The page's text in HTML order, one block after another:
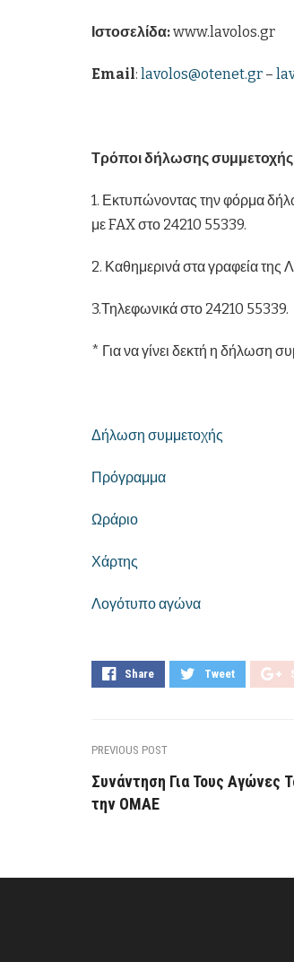
Ιστοσελίδα:www.lavolos.gr
Email: lavolos@otenet.gr –
Τρόποι δήλωσης
1. Εκτυπώνοντας την φόρμα
με FAX στο 24210 55339.
2. Καθημερινά στα γραφεία της
3.Τηλεφωνικά στο 24210 55339.
* Για να γίνει δεκτή η δήλωση
Δήλωση συμμετοχής
Πρόγραμμα
Ωράριο
Χάρτης
Λογότυπο αγώνα
Share Tweet
PREVIOUS POST
Συνάντηση Για Τους Αγώνες
την ΟΜΑΕ